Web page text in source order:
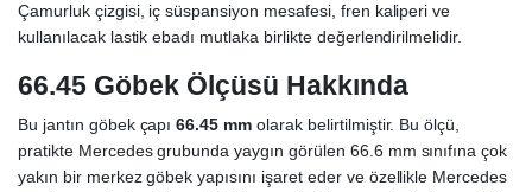
Çamurluk çizgisi, iç süspansiyon mesafesi, fren kaliperi ve
kullanılacak lastik ebadı mutlaka birlikte değerlendirilmelidir.
66.45 Göbek Ölçüsü Hakkında
Bu jantın göbek çapı66.45 mm olarak belirtilmiştir. Bu ölçü,
pratikte Mercedes grubunda yaygın görülen 66.6 mm sınıfına çok
yakın bir merkez göbek yapısını işaret eder ve özellikle Mercedes